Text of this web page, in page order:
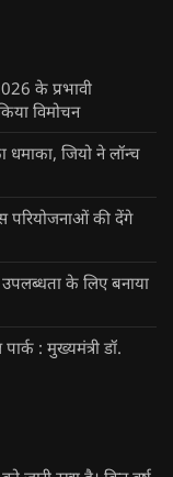
के प्रभावी
विमोचन
जियो ने लॉन्च
परियोजनाओं की देंगे
के लिए बनाया
: मुख्यमंत्री डॉ.